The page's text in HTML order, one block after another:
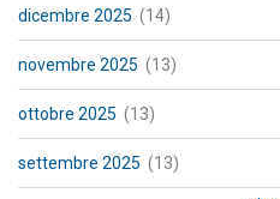
dicembre 2025 (14)
novembre 2025 (13)
ottobre 2025 (13)
settembre 2025 (13)